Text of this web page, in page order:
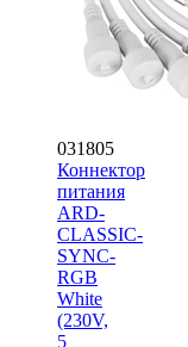
031805
Коннектор
питания
ARD-
CLASSIC-
SYNC-
RGB
White
(230V,
5